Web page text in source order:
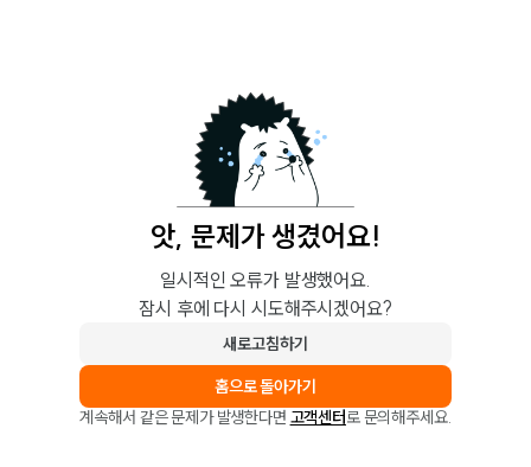
앗, 문제가 생겼어요!
일시적인 오류가 발생했어요.
잠시 후에 다시 시도해주시겠어요?
새로고침하기
홈으로 돌아가기
계속해서 같은 문제가 발생한다면 고객센터로 문의해주세요.